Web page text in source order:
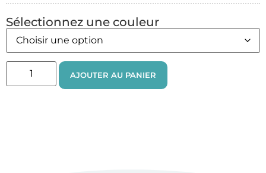
Sélectionnez une couleur
AJOUTER AU PANIER